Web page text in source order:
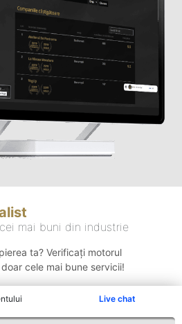
Live chat
mai buni din industrie
ta? Verificați motorul
cele mai bune servicii!